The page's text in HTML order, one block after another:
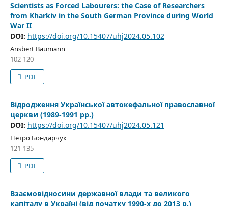
Scientists as Forced Labourers: the Case of Researchers
from Kharkiv in the South German Province during World
War II
DOI: https://doi.org/10.15407/uhj2024.05.102
Ansbert Baumann
102-120
PDF
Відродження Української автокефальної православної
церкви (1989-1991 рр.)
DOI: https://doi.org/10.15407/uhj2024.05.121
Петро Бондарчук
121-135
PDF
Взаємовідносини державної влади та великого
капіталу в Україні (від початку 1990-х до 2013 р.)